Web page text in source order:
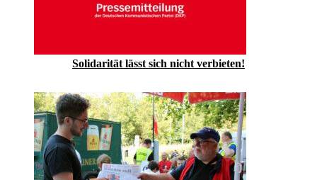
Solidarität lässt sich nicht verbieten!